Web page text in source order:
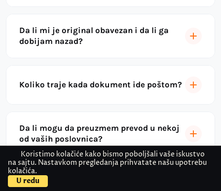
Da li mi je original obavezan i da li ga
dobijam nazad?
Koliko traje kada dokument ide poštom?
Da li mogu da preuzmem prevod u nekoj
od vaših poslovnica?
Za koje jezike radite prevod sa overom?
Kontaktirajte nas
Koristimo kolačiće kako bismo poboljšali vaše iskustvo
na sajtu. Nastavkom pregledanja prihvatate našu upotrebu
kolačića.
U redu